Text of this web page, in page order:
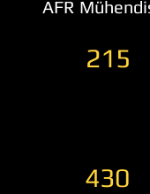
AFR
215
430